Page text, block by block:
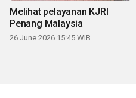
Melihat pelayanan KJRI
Penang Malaysia
26 June 2026 15:45 WIB